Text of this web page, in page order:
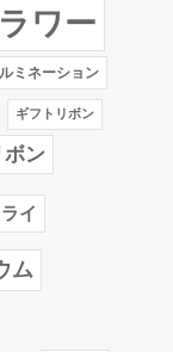
ワー
ミネーション
ギフトリボン
ボン
ライ
ム